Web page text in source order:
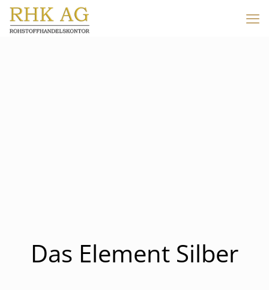
Das Element Silber